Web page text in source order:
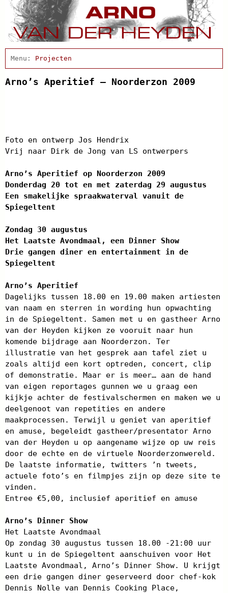
Home
Afscheidsbijeenkomst
Condoleance
Projecten
Schnabbel en babbel
Biografie
In de pers
Links
Contact
Arno’s Aperitief – Noorderzon 2009
Foto en ontwerp Jos Hendrix
Vrij naar Dirk de Jong van LS ontwerpers
Arno’s Aperitief op Noorderzon 2009
Donderdag 20 tot en met zaterdag 29 augustus
Een smakelijke spraakwaterval vanuit de
Spiegeltent
Zondag 30 augustus
Het Laatste Avondmaal, een Dinner Show
Drie gangen diner en entertainment in de
Spiegeltent
Arno’s Aperitief
Dagelijks tussen 18.00 en 19.00 maken artiesten
van naam en sterren in wording hun opwachting
in de Spiegeltent. Samen met u en gastheer Arno
van der Heyden kijken ze vooruit naar hun
komende bijdrage aan Noorderzon. Ter
illustratie van het gesprek aan tafel ziet u
zoals altijd een kort optreden, concert, clip
of demonstratie. Maar er is meer… aan de hand
van eigen reportages gunnen we u graag een
kijkje achter de festivalschermen en maken we u
deelgenoot van repetities en andere
maakprocessen. Terwijl u geniet van aperitief
en amuse, begeleidt gastheer/presentator Arno
van der Heyden u op aangename wijze op uw reis
door de echte en de virtuele Noorderzonwereld.
De laatste informatie, twitters ’n tweets,
actuele foto’s en filmpjes zijn op deze site te
vinden.
Entree €5,00, inclusief aperitief en amuse
Arno’s Dinner Show
Het Laatste Avondmaal
Op zondag 30 augustus tussen 18.00 -21:00 uur
kunt u in de Spiegeltent aanschuiven voor Het
Laatste Avondmaal, Arno’s Dinner Show. U krijgt
een drie gangen diner geserveerd door chef-kok
Dennis Nolle van Dennis Cooking Place,